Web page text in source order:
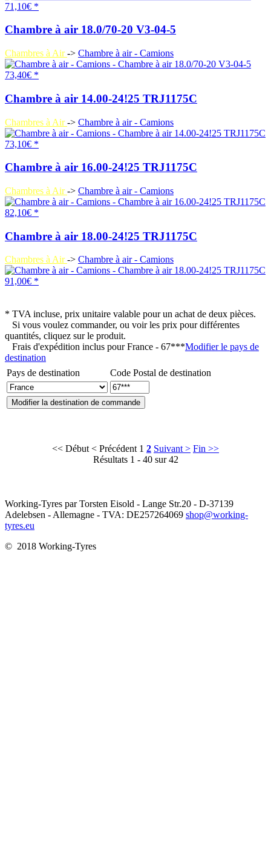
71,10€ *
Chambre à air 18.0/70-20 V3-04-5
Chambres à Air-> Chambre à air - Camions
73,40€ *
Chambre à air 14.00-24!25 TRJ1175C
Chambres à Air-> Chambre à air - Camions
73,10€ *
Chambre à air 16.00-24!25 TRJ1175C
Chambres à Air-> Chambre à air - Camions
82,10€ *
Chambre à air 18.00-24!25 TRJ1175C
Chambres à Air-> Chambre à air - Camions
91,00€ *
* TVA incluse, prix unitaire valable pour un achat de deux pièces.
Si vous voulez commander, ou voir les prix pour différentes
quantités, cliquez sur le produit.
Frais d'expédition inclus pourFrance - 67***Modifier le pays de
destination
Pays de destination
Code Postal de destination
<< Début < Précédent 1 2 Suivant > Fin >>
Résultats 1 - 40 sur 42
Working-Tyres par Torsten Eisold - Lange Str.20 - D-37139
Adelebsen - Allemagne - TVA: DE257264069 shop@working-
tyres.eu
© 2018 Working-Tyres